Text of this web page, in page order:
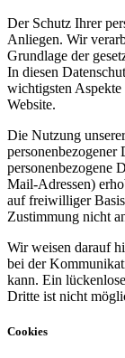
Der Schutz Ihrer
Anliegen. Wir
Grundlage der
In diesen
wichtigsten Aspekte
Website.
Die Nutzung
personenbezogener
personenbezogene
Mail-Adressen)
auf freiwilliger
Zustimmung nicht
Wir weisen darauf
bei der
kann. Ein
Dritte ist nicht
Cookies